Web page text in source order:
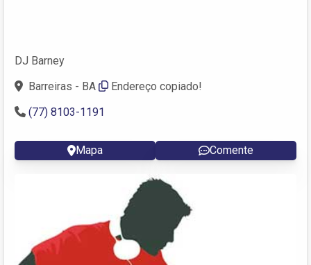
DJ Barney
Barreiras - BA
Endereço copiado!
(77) 8103-1191
Mapa Comente